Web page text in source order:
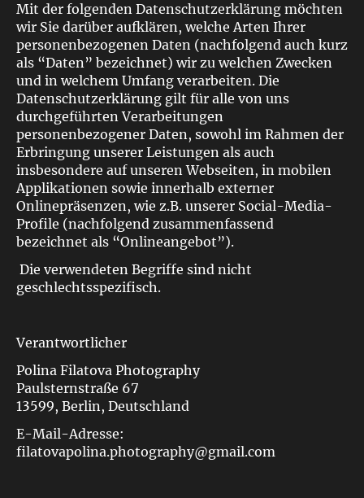
Mit der folgenden Datenschutzerklärung möchten
wir Sie darüber aufklären, welche Arten Ihrer
personenbezogenen Daten (nachfolgend auch kurz
als “Daten” bezeichnet) wir zu welchen Zwecken
und in welchem Umfang verarbeiten. Die
Datenschutzerklärung gilt für alle von uns
durchgeführten Verarbeitungen
personenbezogener Daten, sowohl im Rahmen der
Erbringung unserer Leistungen als auch
insbesondere auf unseren Webseiten, in mobilen
Applikationen sowie innerhalb externer
Onlinepräsenzen, wie z.B. unserer Social-Media-
Profile (nachfolgend zusammenfassend
bezeichnet als “Onlineangebot”).
Die verwendeten Begriffe sind nicht
geschlechtsspezifisch.
Verantwortlicher
Polina Filatova Photography
Paulsternstraße 67
13599, Berlin, Deutschland
E-Mail-Adresse:
filatovapolina.photography@gmail.com